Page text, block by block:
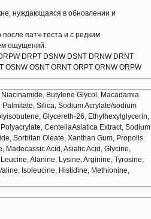
нуждающаяся в обновлении и
патч-теста и с редким
ощущений.
DRPT DSNW DSNT DRNW DRNT
OSNW OSNT ORNT ORPT ORNW ORPW
Butylene Glycol, Macadamia
Silica, Sodium Acrylate/sodium
Glycereth-26, Ethylhexylglycerin,
CentellaAsiatica Extract, Sodium
Sorbitan Oleate, Xanthan Gum, Propolis
Madecassic Acid, Asiatic Acid, Glycine,
Alanine, Lysine, Arginine, Tyrosine,
Isoleucine, Histidine, Methionine,